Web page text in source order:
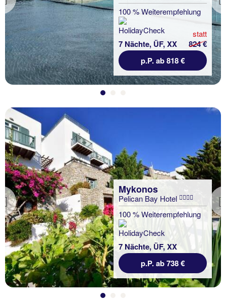
Previous
100 % Weiterempfehlung
7 Nächte, ÜF, XX
statt
824 €
p.P. ab 818 €
Previous
Mykonos
Pelican Bay Hotel
100 % Weiterempfehlung
7 Nächte, ÜF, XX
p.P. ab 738 €